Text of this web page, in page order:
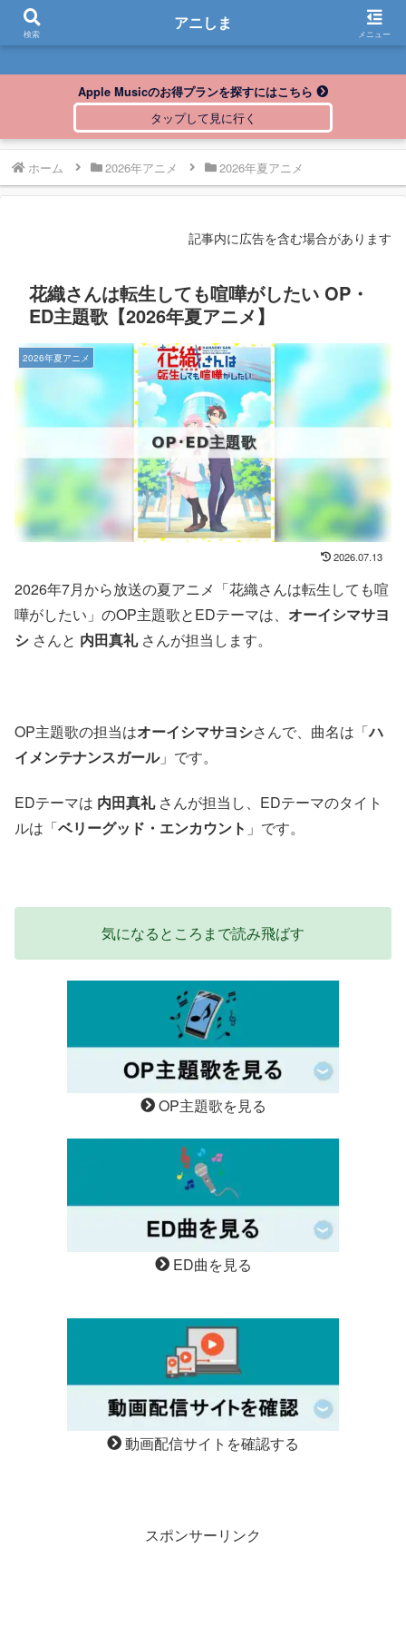
アニしま
Apple Musicのお得プランを探すにはこちら
ホーム 2026年アニメ 2026年夏アニメ
記事内に広告を含む場合があります
花織さんは転生しても喧嘩がしたい OP・
ED主題歌【2026年夏アニメ】
2026年夏アニメ
2026.07.13
2026年7月から放送の夏アニメ「花織さんは転生しても喧
嘩がしたい」のOP主題歌とEDテーマは、 オーイシマサヨ
シ さんと 内田真礼さんが担当します。
OP主題歌の担当はオーイシマサヨシさんで、曲名は「ハ
イメンテナンスガール」です。
EDテーマは 内田真礼さんが担当し、EDテーマのタイト
ルは「ベリーグッド・エンカウント 」です。
気になるところまで読み飛ばす
OP主題歌を見る
ED曲を見る
動画配信サイトを確認する
スポンサーリンク
検索
アニしま
メニュー